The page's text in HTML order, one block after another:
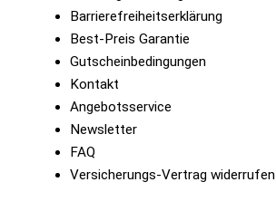
Barrierefreiheitserklärung
Best-Preis Garantie
Gutscheinbedingungen
Kontakt
Angebotsservice
Newsletter
FAQ
Versicherungs-Vertrag widerrufen